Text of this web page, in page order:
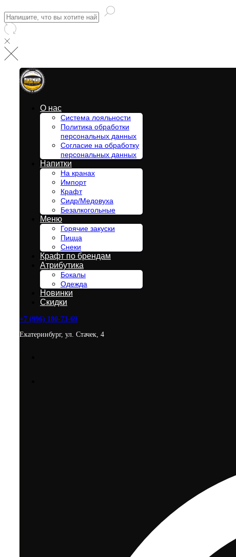
О нас
Система лояльности
Политика обработки
персональных данных
Согласие на обработку
персональных данных
Напитки
На кранах
Импорт
Крафт
Сидр/Медовуха
Безалкогольные
Меню
Горячие закуски
Пицца
Снеки
Крафт по брендам
Атрибутика
Бокалы
Одежда
Новинки
Скидки
+7 (996) 180-73-69
Екатеринбург, ул. Стачек, 4